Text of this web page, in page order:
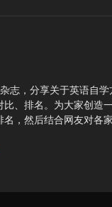
志，分享关于英语自
、排名。为大家创造
，然后结合网友对各